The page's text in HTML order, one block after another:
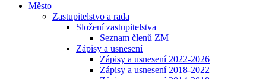
Město
Zastupitelstvo a rada
Složení zastupitelstva
Seznam členů ZM
Zápisy a usnesení
Zápisy a usnesení 2022-2026
Zápisy a usnesení 2018-2022